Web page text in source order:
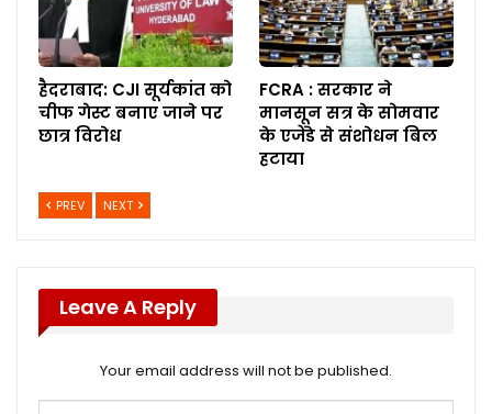
हैदराबाद: CJI सूर्यकांत को
चीफ गेस्ट बनाए जाने पर
छात्र विरोध
FCRA : सरकार ने
मानसून सत्र के सोमवार
के एजेंडे से संशोधन बिल
हटाया
PREV NEXT
Leave A Reply
Your email address will not be published.